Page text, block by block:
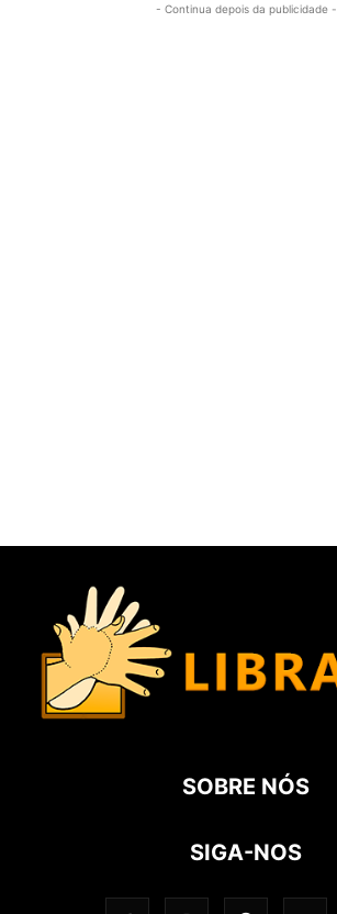
- Continua depois da publicidade -
SOBRE NÓS
SIGA-NOS